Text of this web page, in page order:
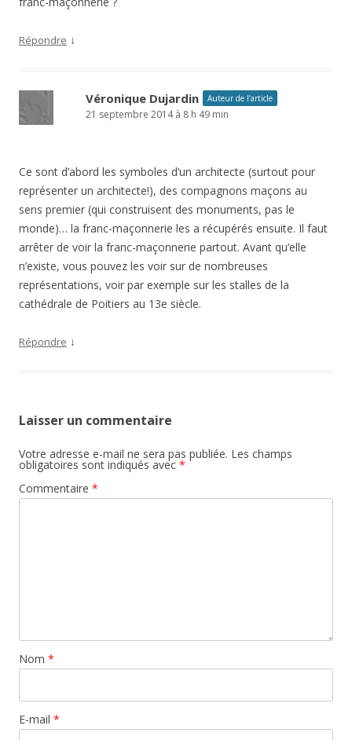
Répondre ↓
Véronique Dujardin Auteur de l’article
21 septembre 2014 à 8 h 49 min
Ce sont d’abord les symboles d’un architecte (surtout pour
représenter un architecte!), des compagnons maçons au
sens premier (qui construisent des monuments, pas le
monde)… la franc-maçonnerie les a récupérés ensuite. Il faut
arrêter de voir la franc-maçonnerie partout. Avant qu’elle
n’existe, vous pouvez les voir sur de nombreuses
représentations, voir par exemple sur les stalles de la
cathédrale de Poitiers au 13e siècle.
Répondre ↓
Laisser un commentaire
Votre adresse e-mail ne sera pas publiée. Les champs
obligatoires sont indiqués avec *
Commentaire *
Nom *
E-mail *